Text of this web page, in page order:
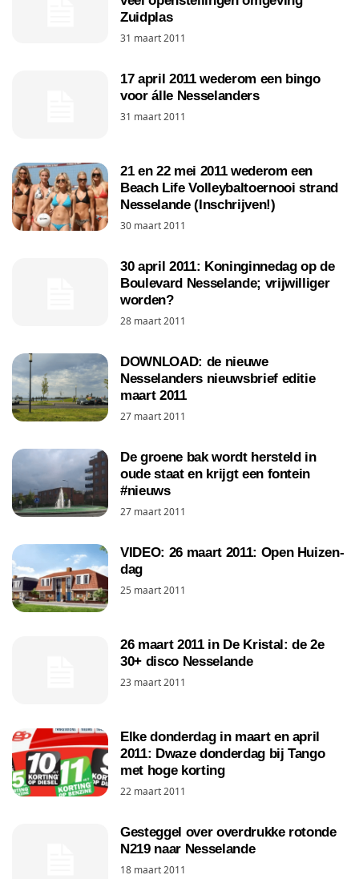
Zuidplas
31 maart 2011
17 april 2011 wederom een bingo
voor álle Nesselanders
31 maart 2011
21 en 22 mei 2011 wederom een
Beach Life Volleybaltoernooi strand
Nesselande (Inschrijven!)
30 maart 2011
30 april 2011: Koninginnedag op de
Boulevard Nesselande; vrijwilliger
worden?
28 maart 2011
DOWNLOAD: de nieuwe
Nesselanders nieuwsbrief editie
maart 2011
27 maart 2011
De groene bak wordt hersteld in
oude staat en krijgt een fontein
#nieuws
27 maart 2011
VIDEO: 26 maart 2011: Open Huizen-
dag
25 maart 2011
26 maart 2011 in De Kristal: de 2e
30+ disco Nesselande
23 maart 2011
Elke donderdag in maart en april
2011: Dwaze donderdag bij Tango
met hoge korting
22 maart 2011
Gesteggel over overdrukke rotonde
N219 naar Nesselande
18 maart 2011